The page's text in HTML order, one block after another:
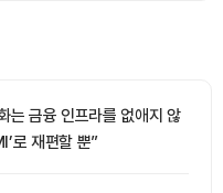
는 금융 인프라를 없애지 않
로 재편할 뿐”